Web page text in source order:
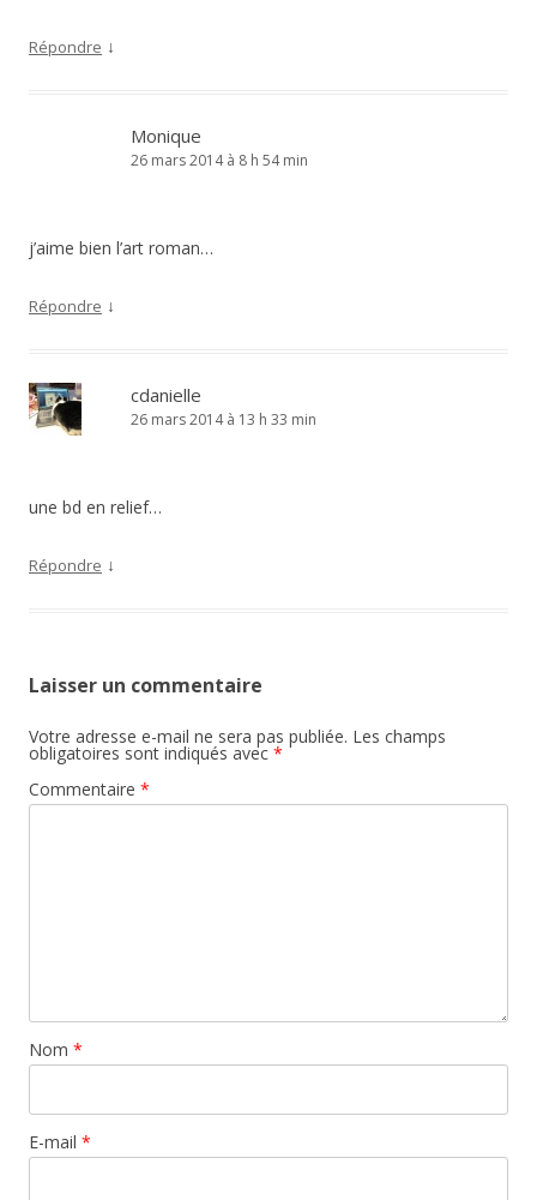
Répondre ↓
Monique
26 mars 2014 à 8 h 54 min
j’aime bien l’art roman…
Répondre ↓
cdanielle
26 mars 2014 à 13 h 33 min
une bd en relief…
Répondre ↓
Laisser un commentaire
Votre adresse e-mail ne sera pas publiée. Les champs
obligatoires sont indiqués avec *
Commentaire *
Nom *
E-mail *